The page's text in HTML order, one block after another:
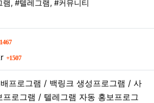
, #텔레그램, #커뮤니티
1467회 연결
1507회 연결
로그램 / 백링크 생성프로그램 / 사
프로그램 / 텔레그램 자동 홍보프로그